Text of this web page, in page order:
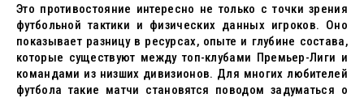
Это противостояние интересно не только с точки зрения
футбольной тактики и физических данных игроков. Оно
показывает разницу в ресурсах, опыте и глубине состава,
которые существуют между топ-клубами Премьер-Лиги и
командами из низших дивизионов. Для многих любителей
футбола такие матчи становятся поводом задуматься о